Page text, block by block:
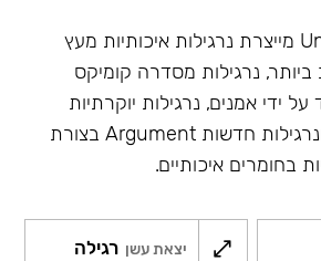
חברת Union Hookah מייצרת נרגילות איכותיות מעץ
נרגילות מסדרה קומיקס
ידי אמנים, נרגילות יוקרתיות
מסדרה Fibonacci ונרגילות חדשות Argument בצורת
בחומרים איכותיים.
יצאת עשן רגילה